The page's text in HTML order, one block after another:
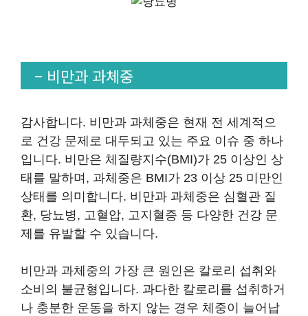
– 비만과 과체중
감사합니다. 비만과 과체중은 현재 전 세계적으
로 건강 문제로 대두되고 있는 주요 이슈 중 하나
입니다. 비만은 체질량지수(BMI)가 25 이상인 상
태를 말하며, 과체중은 BMI가 23 이상 25 미만인
상태를 의미합니다. 비만과 과체중은 심혈관 질
환, 당뇨병, 고혈압, 고지혈증 등 다양한 건강 문
제를 유발할 수 있습니다.
비만과 과체중의 가장 큰 원인은 칼로리 섭취와
소비의 불균형입니다. 과다한 칼로리를 섭취하거
나 충분한 운동을 하지 않는 경우 체중이 늘어납